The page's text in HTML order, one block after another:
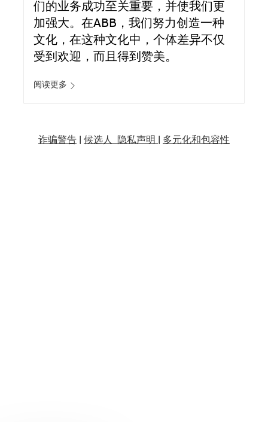
们的业务成功至关重要，并使我们更
加强大。在ABB，我们努力创造一种
文化，在这种文化中，个体差异不仅
受到欢迎，而且得到赞美。
阅读更多
诈骗警告| 候选人 隐私声明 | 多元化和包容性